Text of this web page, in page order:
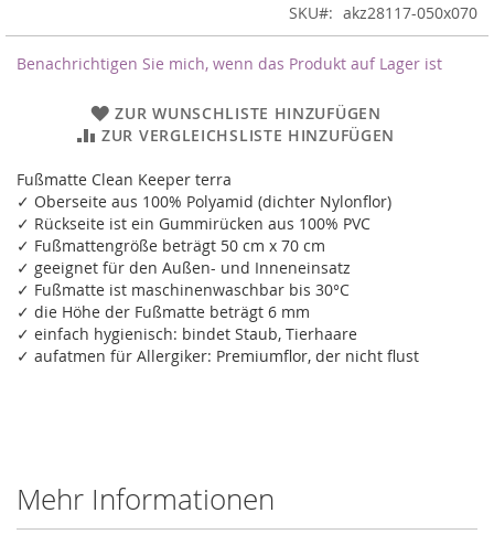
SKU
akz28117-050x070
Benachrichtigen Sie mich, wenn das Produkt auf Lager ist
ZUR WUNSCHLISTE HINZUFÜGEN
ZUR VERGLEICHSLISTE HINZUFÜGEN
Fußmatte Clean Keeper terra
✓ Oberseite aus 100% Polyamid (dichter Nylonflor)
✓ Rückseite ist ein Gummirücken aus 100% PVC
✓ Fußmattengröße beträgt 50 cm x 70 cm
✓ geeignet für den Außen- und Inneneinsatz
✓ Fußmatte ist maschinenwaschbar bis 30°C
✓ die Höhe der Fußmatte beträgt 6 mm
✓ einfach hygienisch: bindet Staub, Tierhaare
✓ aufatmen für Allergiker: Premiumflor, der nicht flust
Mehr Informationen